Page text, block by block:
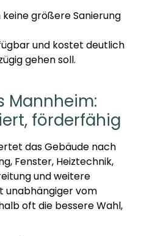
größere Sanierung
und kostet deutlich
gehen soll.
Mannheim:
förderfähig
das Gebäude nach
Fenster, Heiztechnik,
und weitere
unabhängiger vom
oft die bessere Wahl,